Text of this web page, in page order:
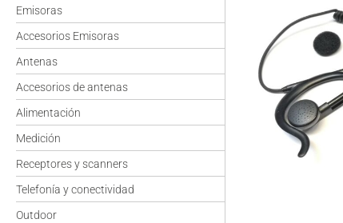
Emisoras
Accesorios Emisoras
Antenas
Accesorios de antenas
Alimentación
Medición
Receptores y scanners
Telefonía y conectividad
Outdoor